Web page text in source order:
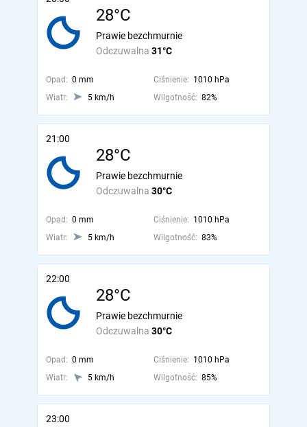
28°C
Odczuwalna 31°C
Prawie bezchmurnie
Opad: 0 mm Ciśnienie: 1010 hPa
Wiatr:
5 km/h Wilgotność: 82%
21:00
28°C
Odczuwalna 30°C
Prawie bezchmurnie
Opad: 0 mm Ciśnienie: 1010 hPa
Wiatr:
5 km/h Wilgotność: 83%
22:00
28°C
Odczuwalna 30°C
Prawie bezchmurnie
Opad: 0 mm Ciśnienie: 1010 hPa
Wiatr:
5 km/h Wilgotność: 85%
23:00